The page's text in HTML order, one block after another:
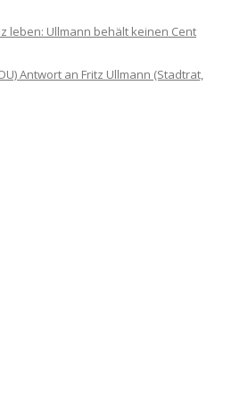
leben: Ullmann behält keinen Cent
Antwort an Fritz Ullmann (Stadtrat,